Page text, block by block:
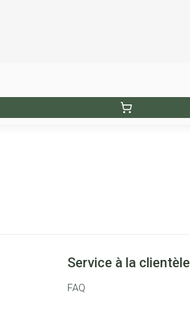
Service à la clientèle
FAQ